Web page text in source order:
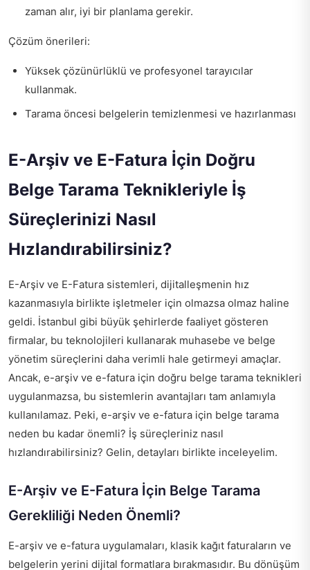
zaman alır, iyi bir planlama gerekir.
Çözüm önerileri:
Yüksek çözünürlüklü ve profesyonel tarayıcılar
kullanmak.
Tarama öncesi belgelerin temizlenmesi ve hazırlanması
E-Arşiv ve E-Fatura İçin Doğru
Belge Tarama Teknikleriyle İş
Süreçlerinizi Nasıl
Hızlandırabilirsiniz?
E-Arşiv ve E-Fatura sistemleri, dijitalleşmenin hız
kazanmasıyla birlikte işletmeler için olmazsa olmaz haline
geldi. İstanbul gibi büyük şehirlerde faaliyet gösteren
firmalar, bu teknolojileri kullanarak muhasebe ve belge
yönetim süreçlerini daha verimli hale getirmeyi amaçlar.
Ancak, e-arşiv ve e-fatura için doğru belge tarama teknikleri
uygulanmazsa, bu sistemlerin avantajları tam anlamıyla
kullanılamaz. Peki, e-arşiv ve e-fatura için belge tarama
neden bu kadar önemli? İş süreçleriniz nasıl
hızlandırabilirsiniz? Gelin, detayları birlikte inceleyelim.
E-Arşiv ve E-Fatura İçin Belge Tarama
Gerekliliği Neden Önemli?
E-arşiv ve e-fatura uygulamaları, klasik kağıt faturaların ve
belgelerin yerini dijital formatlara bırakmasıdır. Bu dönüşüm